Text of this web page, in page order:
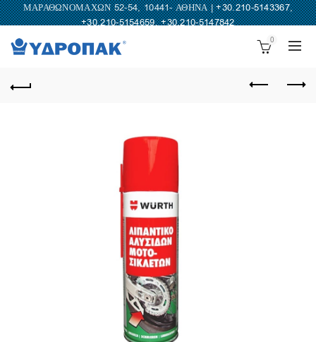
ΜΑΡΑΘΩΝΟΜΑΧΩΝ 52-54, 10441- ΑΘΗΝΑ |+30.210-5143367,
+30.210-5154659,+30.210-5147842
0